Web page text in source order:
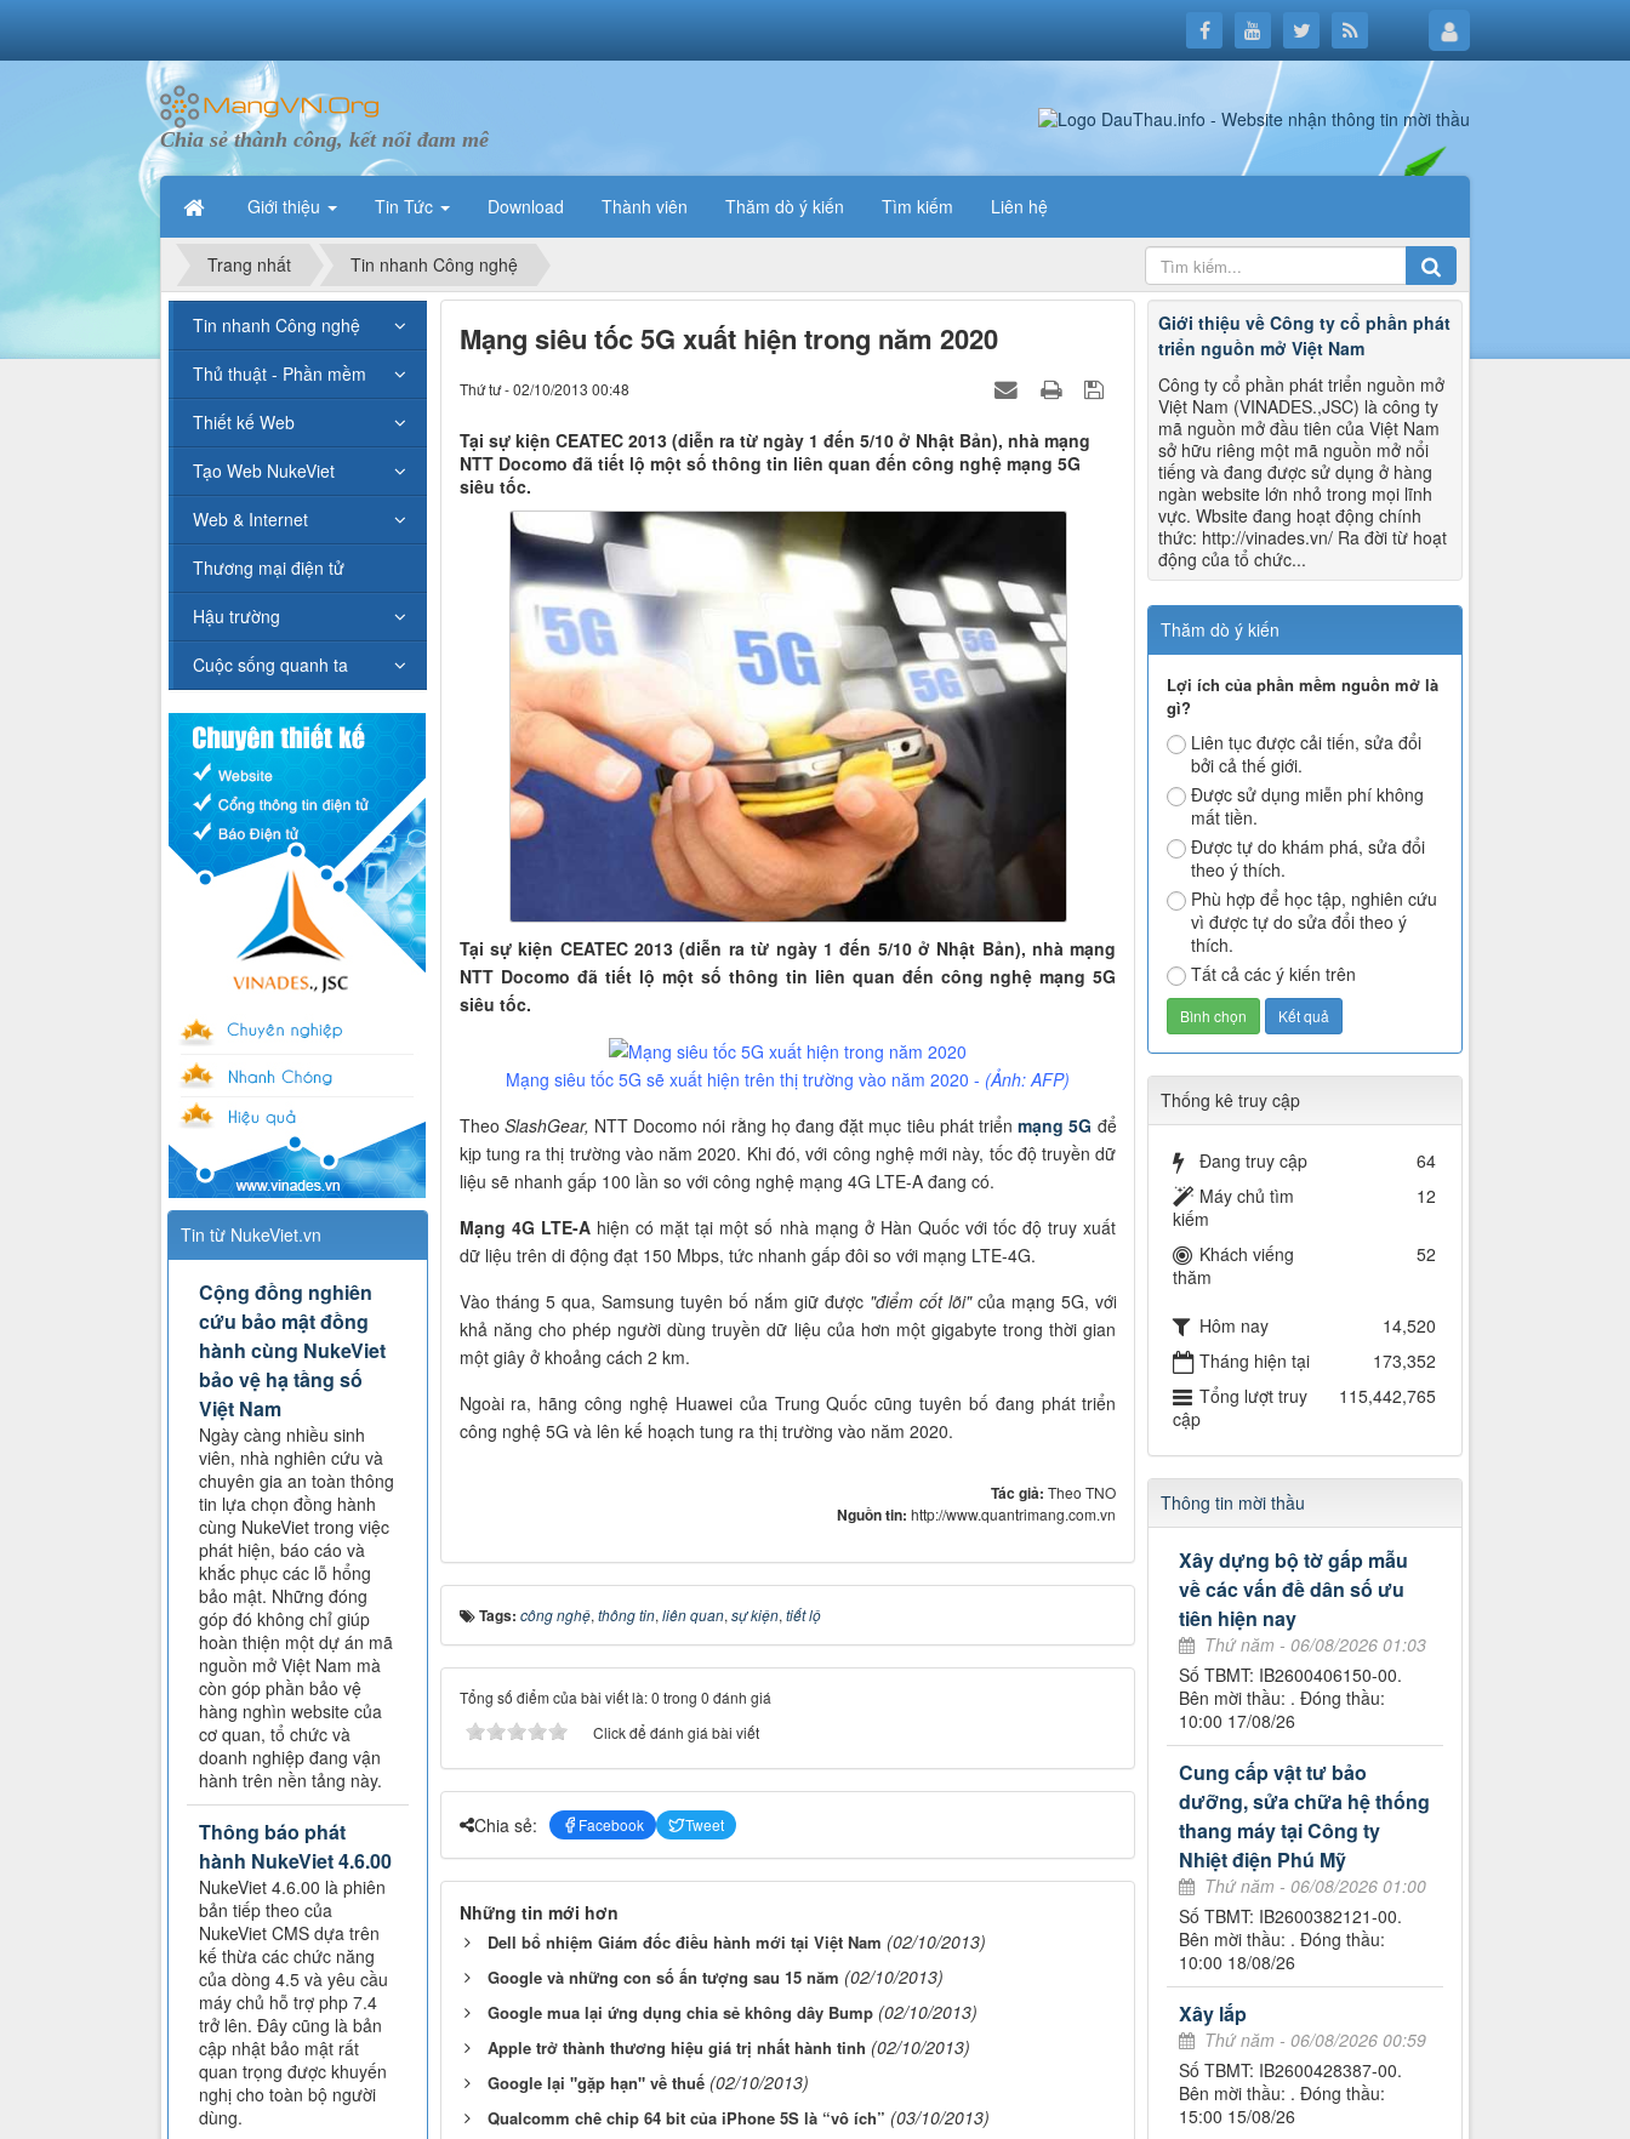
Chia sẻ thành công, kết nối đam mê
Giới thiệu Tin Tức Download Thành viên Thăm dò ý kiến Tìm kiếm Liên hệ
Trang nhất Tin nhanh Công nghệ
Mạng siêu tốc 5G xuất hiện trong năm 2020
Thứ tư - 02/10/2013 00:48
Tại sự kiện CEATEC 2013 (diễn ra từ ngày 1 đến 5/10 ở Nhật Bản), nhà mạng
NTT Docomo đã tiết lộ một số thông tin liên quan đến công nghệ mạng 5G
siêu tốc.
Tại sự kiện CEATEC 2013 (diễn ra từ ngày 1 đến 5/10 ở Nhật Bản), nhà mạng
NTT Docomo đã tiết lộ một số thông tin liên quan đến công nghệ mạng 5G
siêu tốc.
Mạng siêu tốc 5G sẽ xuất hiện trên thị trường vào năm 2020 - (Ảnh: AFP)
Theo SlashGear, NTT Docomo nói rằng họ đang đặt mục tiêu phát triểnmạng 5G để
kịp tung ra thị trường vào năm 2020. Khi đó, với công nghệ mới này, tốc độ truyền dữ
liệu sẽ nhanh gấp 100 lần so với công nghệ mạng 4G LTE-A đang có.
Mạng 4G LTE-Ahiện có mặt tại một số nhà mạng ở Hàn Quốc với tốc độ truy xuất
dữ liệu trên di động đạt 150 Mbps, tức nhanh gấp đôi so với mạng LTE-4G.
Vào tháng 5 qua, Samsung tuyên bố nắm giữ được "điểm cốt lõi"của mạng 5G, với
khả năng cho phép người dùng truyền dữ liệu của hơn một gigabyte trong thời gian
một giây ở khoảng cách 2 km.
Ngoài ra, hãng công nghệ Huawei của Trung Quốc cũng tuyên bố đang phát triển
công nghệ 5G và lên kế hoạch tung ra thị trường vào năm 2020.
Tác giả:Theo TNO
Nguồn tin:http://www.quantrimang.com.vn
Tags: công nghệ, thông tin, liên quan, sự kiện, tiết lộ
Tổng số điểm của bài viết là: 0 trong 0 đánh giá
Click để đánh giá bài viết
Chia sẻ: Facebook Tweet
Những tin mới hơn
Dell bổ nhiệm Giám đốc điều hành mới tại Việt Nam (02/10/2013)
Google và những con số ấn tượng sau 15 năm (02/10/2013)
Google mua lại ứng dụng chia sẻ không dây Bump (02/10/2013)
Apple trở thành thương hiệu giá trị nhất hành tinh (02/10/2013)
Google lại "gặp hạn" về thuế (02/10/2013)
Qualcomm chê chip 64 bit của iPhone 5S là “vô ích” (03/10/2013)
Giới thiệu về Công ty cổ phần phát
triển nguồn mở Việt Nam
Công ty cổ phần phát triển nguồn mở
Việt Nam (VINADES.,JSC) là công ty
mã nguồn mở đầu tiên của Việt Nam
sở hữu riêng một mã nguồn mở nổi
tiếng và đang được sử dụng ở hàng
ngàn website lớn nhỏ trong mọi lĩnh
vực. Wbsite đang hoạt động chính
thức: http://vinades.vn/ Ra đời từ hoạt
động của tổ chức...
Thăm dò ý kiến
Lợi ích của phần mềm nguồn mở là
gì?
Liên tục được cải tiến, sửa đổi
bởi cả thế giới.
Được sử dụng miễn phí không
mất tiền.
Được tự do khám phá, sửa đổi
theo ý thích.
Phù hợp để học tập, nghiên cứu
vì được tự do sửa đổi theo ý
thích.
Tất cả các ý kiến trên
Thống kê truy cập
Đang truy cập
64
Máy chủ tìm
kiếm
12
Khách viếng
thăm
52
Hôm nay
14,520
Tháng hiện tại
173,352
Tổng lượt truy
cập
115,442,765
Thông tin mời thầu
Xây dựng bộ tờ gấp mẫu
về các vấn đề dân số ưu
tiên hiện nay
Thứ năm - 06/08/2026 01:03
Số TBMT: IB2600406150-00.
Bên mời thầu: . Đóng thầu:
10:00 17/08/26
Cung cấp vật tư bảo
dưỡng, sửa chữa hệ thống
thang máy tại Công ty
Nhiệt điện Phú Mỹ
Thứ năm - 06/08/2026 01:00
Số TBMT: IB2600382121-00.
Bên mời thầu: . Đóng thầu:
10:00 18/08/26
Xây lắp
Thứ năm - 06/08/2026 00:59
Số TBMT: IB2600428387-00.
Bên mời thầu: . Đóng thầu:
15:00 15/08/26
Tin nhanh Công nghệ
Thủ thuật - Phần mềm
Thiết kế Web
Tạo Web NukeViet
Web & Internet
Thương mại điện tử
Hậu trường
Cuộc sống quanh ta
Tin từ NukeViet.vn
Cộng đồng nghiên
cứu bảo mật đồng
hành cùng NukeViet
bảo vệ hạ tầng số
Việt Nam
Ngày càng nhiều sinh
viên, nhà nghiên cứu và
chuyên gia an toàn thông
tin lựa chọn đồng hành
cùng NukeViet trong việc
phát hiện, báo cáo và
khắc phục các lỗ hổng
bảo mật. Những đóng
góp đó không chỉ giúp
hoàn thiện một dự án mã
nguồn mở Việt Nam mà
còn góp phần bảo vệ
hàng nghìn website của
cơ quan, tổ chức và
doanh nghiệp đang vận
hành trên nền tảng này.
Thông báo phát
hành NukeViet 4.6.00
NukeViet 4.6.00 là phiên
bản tiếp theo của
NukeViet CMS dựa trên
kế thừa các chức năng
của dòng 4.5 và yêu cầu
máy chủ hỗ trợ php 7.4
trở lên. Đây cũng là bản
cập nhật bảo mật rất
quan trọng được khuyến
nghị cho toàn bộ người
dùng.